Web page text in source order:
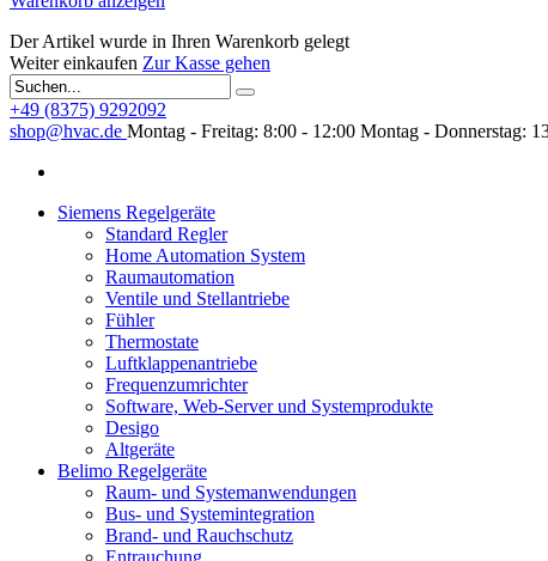
Der Artikel wurde in Ihren Warenkorb gelegt
Weiter einkaufen Zur Kasse gehen
+49 (8375) 9292092
shop@hvac.de Montag - Freitag: 8:00 - 12:00 Montag - Donnerstag:
Siemens Regelgeräte
Standard Regler
Home Automation System
Raumautomation
Ventile und Stellantriebe
Fühler
Thermostate
Luftklappenantriebe
Frequenzumrichter
Software, Web-Server und Systemprodukte
Desigo
Altgeräte
Belimo Regelgeräte
Raum- und Systemanwendungen
Bus- und Systemintegration
Brand- und Rauchschutz